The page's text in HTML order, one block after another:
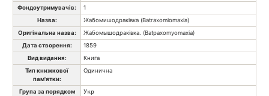
Фондоутримувачів:
1
Назва:
Жабомишодраківка (Batraxomiomaxia)
Оригінальна назва:
Жабомышодраківка. (Batpaxomyomaxia)
Дата створення:
1859
Вид видання:
Книга
Тип книжкової
пам'ятки:
Одинична
Група за порядком
Укр